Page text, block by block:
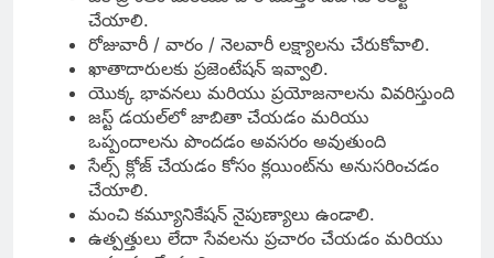
చేయాలి.
రోజువారీ / వారం / నెలవారీ లక్ష్యాలను చేరుకోవాలి.
ఖాతాదారులకు ప్రజెంటేషన్ ఇవ్వాలి.
యొక్క భావనలు మరియు ప్రయోజనాలను వివరిస్తుంది
జస్ట్ డయల్‌లో జాబితా చేయడం మరియు
ఒప్పందాలను పొందడం అవసరం అవుతుంది
సేల్స్ క్లోజ్ చేయడం కోసం క్లయింట్‌ను అనుసరించడం
చేయాలి.
మంచి కమ్యూనికేషన్ నైపుణ్యాలు ఉండాలి.
ఉత్పత్తులు లేదా సేవలను ప్రచారం చేయడం మరియు